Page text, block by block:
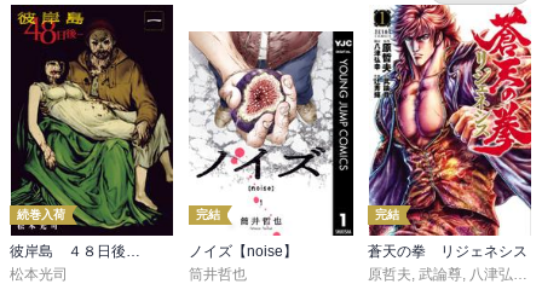
続巻入荷
彼岸島 ４８日後…
松本光司
完結
ノイズ【noise】
筒井哲也
完結
蒼天の拳 リジェネシス
原哲夫 武論尊 八津弘幸